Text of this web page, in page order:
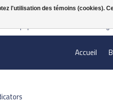
NL | Op voorraad binnen 2-5
Accueil
l'utilisation des témoins (cookies).